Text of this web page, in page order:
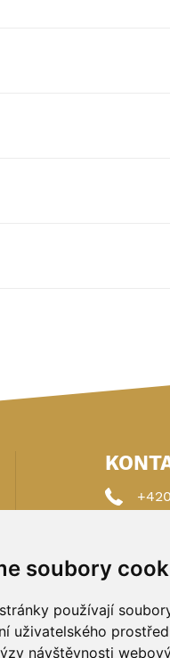
soubory
používají
uživatelského
návštěvnosti